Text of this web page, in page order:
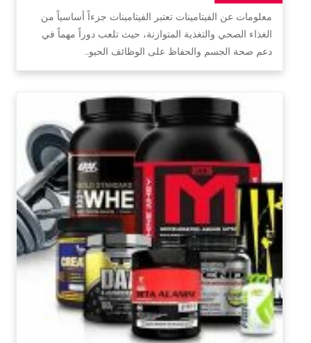
معلومات عن الفيتامينات تعتبر الفيتامينات جزءاً أساسياً من
الغذاء الصحي والتغذية المتوازنة، حيث تلعب دوراً مهماً في
دعم صحة الجسم والحفاظ على الوظائف الحيو…